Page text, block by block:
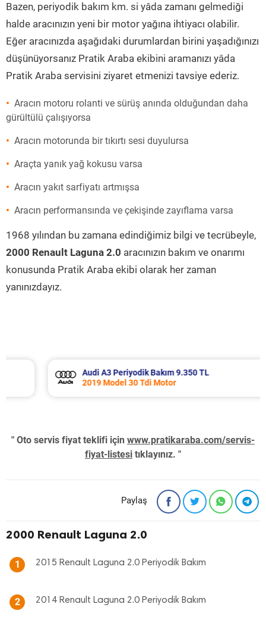
Bazen, periyodik bakım km. si yâda zamanı gelmediği
halde aracınızın yeni bir motor yağına ihtiyacı olabilir.
Eğer aracınızda aşağıdaki durumlardan birini yaşadığınızı
düşünüyorsanız Pratik Araba ekibini aramanızı yâda
Pratik Araba servisini ziyaret etmenizi tavsiye ederiz.
Aracın motoru rolanti ve sürüş anında olduğundan daha
gürültülü çalışıyorsa
Aracın motorunda bir tıkırtı sesi duyulursa
Araçta yanık yağ kokusu varsa
Aracın yakıt sarfiyatı artmışsa
Aracın performansında ve çekişinde zayıflama varsa
1968 yılından bu zamana edindiğimiz bilgi ve tecrübeyle,
2000 Renault Laguna 2.0 aracınızın bakım ve onarımı
konusunda Pratik Araba ekibi olarak her zaman
yanınızdayız.
Audi A3 Periyodik Bakım 9.350 TL
2019 Model 30 Tdi Motor
" Oto servis fiyat teklifi için www.pratikaraba.com/servis-
fiyat-listesi tıklayınız. "
Paylaş
2000 Renault Laguna 2.0
1 2015 Renault Laguna 2.0 Periyodik Bakım
2 2014 Renault Laguna 2.0 Periyodik Bakım